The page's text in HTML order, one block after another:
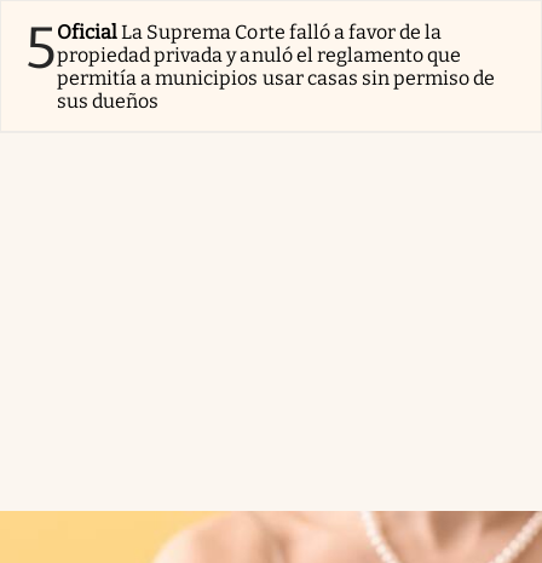
5OficialLa Suprema Corte falló a favor de la
propiedad privada y anuló el reglamento que
permitía a municipios usar casas sin permiso de
sus dueños